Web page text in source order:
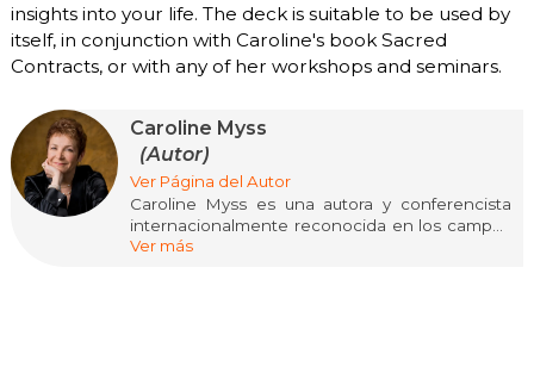
insights into your life. The deck is suitable to be used by
itself, in conjunction with Caroline's book Sacred
Contracts, or with any of her workshops and seminars.
Caroline Myss
(Autor)
Ver Página del Autor
Caroline Myss es una autora y conferencista
internacionalmente reconocida en los campos
de la conciencia humana, la espiritualidad y la
Ver más